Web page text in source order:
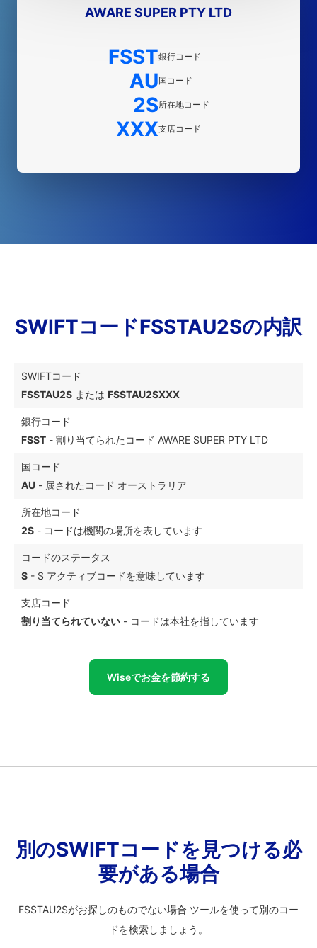
AWARE SUPER PTY LTD
FSST銀行コード
AU国コード
2S所在地コード
XXX支店コード
SWIFTコードFSSTAU2Sの内訳
SWIFTコード
FSSTAU2S または FSSTAU2SXXX
銀行コード
FSST - 割り当てられたコード AWARE SUPER PTY LTD
国コード
AU - 属されたコード オーストラリア
所在地コード
2S - コードは機関の場所を表しています
コードのステータス
S - S アクティブコードを意味しています
支店コード
割り当てられていない - コードは本社を指しています
Wiseでお金を節約する
別のSWIFTコードを見つける必
要がある場合
FSSTAU2Sがお探しのものでない場合 ツールを使って別のコー
ドを検索しましょう。